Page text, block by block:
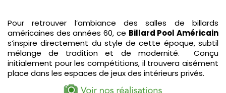
Pour retrouver l’ambiance des salles de billards
américaines des années 60, ce Billard Pool Américain
s’inspire directement du style de cette époque, subtil
mélange de tradition et de modernité. Conçu
initialement pour les compétitions, il trouvera aisément
place dans les espaces de jeux des intérieurs privés.